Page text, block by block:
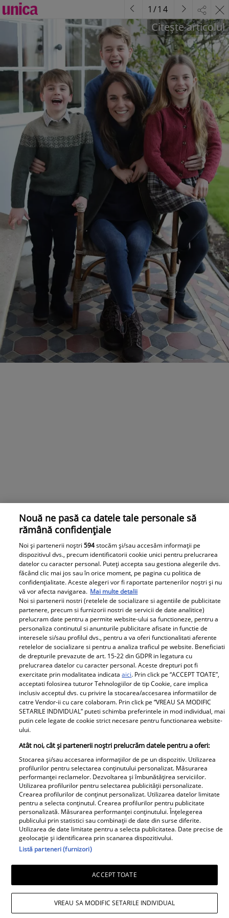
Regula de aur a Prințesei Diana pe care Kate Middleton
o respectă cu strictețe. Stilul de parenting adoptat de
Prinții de Wales
Kate Middleton și Prințul William își pun
responsabilitățile de părinți mai presus de orice
altceva, iar Prințesa de Wales a adoptat „regula de aur”
a regretatei Prințese Diana când vine vorba de
parenting. Deși acum urmează un tratament pentru
cancer, Catherine continuă să aibă grijă de cei trei copii
ai săi, Prințul George, Prințesa Charlotte și Prințul
Louis. Citește mai multe în articol.
Citește articolul
1 /14
Parteneri
Tânărul din poză e azi
unul dintre cei mai
cunoscuți români! Uită-
te bine la el, îl
recunoști? Mulți îl
admiră, dar sunt și voci
care îl critică
„Am cancer la sân. Am
intrat în metastază”.
Alina Pușcău, mesaj
tulburător de pe patul
de spital. Ce au
anunțat-o medicii
noastră s-a despărțit
de iubitul ei, la 3 ani de
La 2 ani de la superba
nuntă, încă un cuplu
celebru din România
Nouă ne pasă ca datele tale personale să
rămână confidențiale
Noi și partenerii noștri594stocăm și/sau accesăm informații pe
dispozitivul dvs., precum identificatorii cookie unici pentru prelucrarea
datelor cu caracter personal. Puteți accepta sau gestiona alegerile dvs.
făcând clic mai jos sau în orice moment, pe pagina cu politica de
confidențialitate. Aceste alegeri vor fi raportate partenerilor noștri și nu
vă vor afecta navigarea. Mai multe detalii
Noi si partenerii nostri (retelele de socializare si agentiile de publicitate
partenere, precum si furnizorii nostri de servicii de date analitice)
prelucram date pentru a permite website-ului sa functioneze, pentru a
personaliza continutul si anunturile publicitare afisate in functie de
interesele si/sau profilul dvs., pentru a va oferi functionalitati aferente
retelelor de socializare si pentru a analiza traficul pe website. Beneficiati
de drepturile prevazute de art. 15-22 din GDPR in legatura cu
prelucrarea datelor cu caracter personal. Aceste drepturi pot fi
exercitate prin modalitatea indicataaici. Prin click pe “ACCEPT TOATE”,
acceptati folosirea tuturor Tehnologiilor de tip Cookie, care implica
inclusiv acceptul dvs. cu privire la stocarea/accesarea informatiilor de
catre Vendor-ii cu care colaboram. Prin click pe “VREAU SA MODIFIC
SETARILE INDIVIDUAL” puteti schimba preferintele in mod individual, mai
putin cele legate de cookie strict necesare pentru functionarea website-
ului.
Atât noi, cât și partenerii noștri prelucrăm datele pentru a oferi:
Stocarea și/sau accesarea informațiilor de pe un dispozitiv. Utilizarea
profilurilor pentru selectarea conținutului personalizat. Măsurarea
performanței reclamelor. Dezvoltarea și îmbunătățirea serviciilor.
Utilizarea profilurilor pentru selectarea publicității personalizate.
Crearea profilurilor de conținut personalizat. Utilizarea datelor limitate
pentru a selecta conținutul. Crearea profilurilor pentru publicitate
personalizată. Măsurarea performanței conținutului. Înțelegerea
publicului prin statistici sau combinații de date din surse diferite.
Utilizarea de date limitate pentru a selecta publicitatea. Date precise de
geolocație și identificarea prin scanarea dispozitivului.
Listă parteneri (furnizori)
ACCEPT TOATE
VREAU SA MODIFIC SETARILE INDIVIDUAL